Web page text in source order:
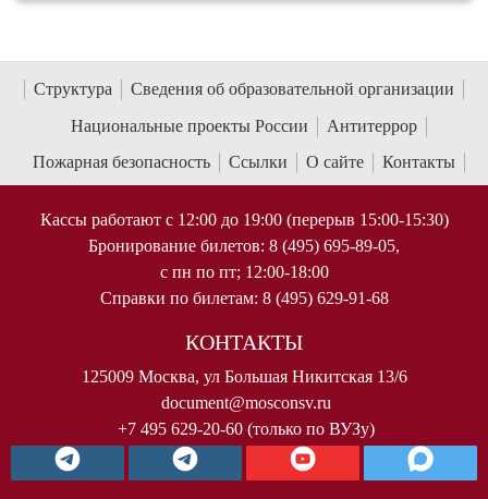
Структура
Сведения об образовательной организации
Национальные проекты России
Антитеррор
Пожарная безопасность
Ссылки О сайте Контакты
Кассы работают с 12:00 до 19:00 (перерыв 15:00-15:30)
Бронирование билетов: 8 (495) 695-89-05,
с пн по пт; 12:00-18:00
Справки по билетам: 8 (495) 629-91-68
КОНТАКТЫ
125009 Москва, ул Большая Никитская 13/6
document@mosconsv.ru
+7 495 629-20-60 (только по ВУЗу)